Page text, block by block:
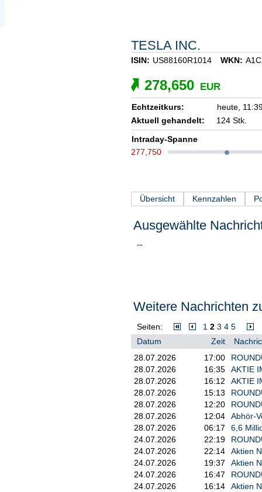
TESLA INC.
ISIN: US88160R1014 WKN:
278,650 EUR
Echtzeitkurs: heute,
Aktuell gehandelt:
124 Stk.
Intraday-Spanne
277,750
Übersicht Kennzahlen
Ausgewählte
--
Weitere Nachrichten
Seiten: 1 2 3 4 5
Datum
Zeit
28.07.2026
17:00
28.07.2026
16:35
AKTIE
28.07.2026
16:12
AKTIE
28.07.2026
15:13
28.07.2026
12:20
28.07.2026
12:04
Abhör-
28.07.2026
06:17
6,6
24.07.2026
22:19
24.07.2026
22:14
Aktien
24.07.2026
19:37
Aktien
24.07.2026
16:47
24.07.2026
16:14
Aktien